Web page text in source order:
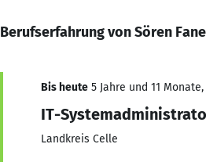
Berufserfahrung von Sören
Bis heute 5 Jahre und 11
IT-
Landkreis Celle